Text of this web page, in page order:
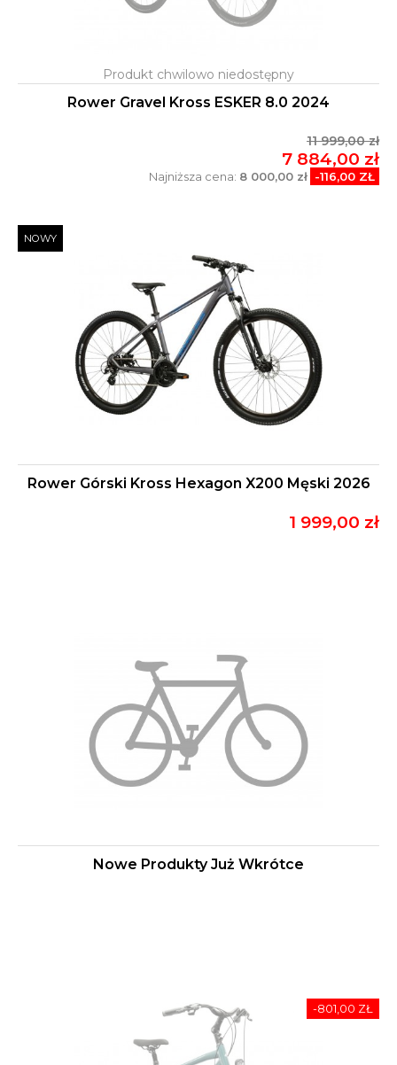
Rower Gravel Kross ESKER 8.0 2024
11 999,00 zł
7 884,00 zł
Najniższa cena: 8 000,00 zł -116,00 ZŁ
Rower Górski Kross Hexagon X200 Męski 2026
1 999,00 zł
NOWY
Nowe Produkty Już Wkrótce
-801,00 ZŁ